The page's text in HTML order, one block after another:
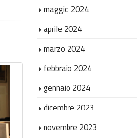
La giustizia è più
vicina: inaugurato
maggio 2024
aprile 2024
marzo 2024
febbraio 2024
gennaio 2024
dicembre 2023
novembre 2023